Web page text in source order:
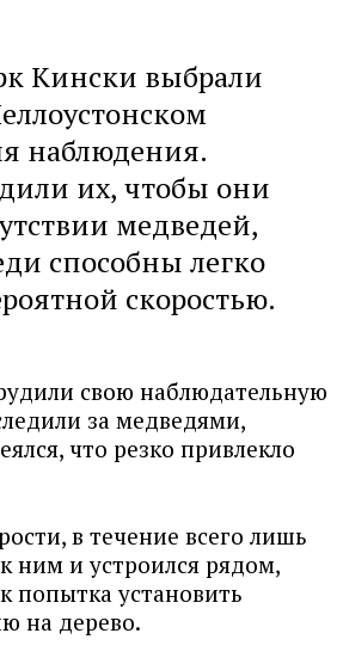
Кински выбрали
наблюдения.
их, чтобы они
медведей,
способны легко
скоростью.
свою наблюдательную
за медведями,
что резко привлекло
в течение всего лишь
ним и устроился рядом,
попытка установить
на дерево.